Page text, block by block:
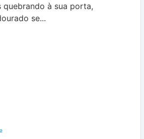
quebrando à sua porta,
se...